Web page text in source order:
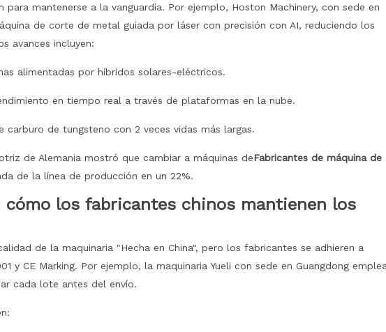
mantenerse a la vanguardia. Por ejemplo, Hoston Machinery, con sede en
de corte de metal guiada por láser con precisión con AI, reduciendo los
avances incluyen:
alimentadas por híbridos solares-eléctricos.
en tiempo real a través de plataformas en la nube.
carburo de tungsteno con 2 veces vidas más largas.
de Alemania mostró que cambiar a máquinas deFabricantes de máquina de
de la línea de producción en un 22%.
cómo los fabricantes chinos mantienen los
de la maquinaria "Hecha en China", pero los fabricantes se adhieren a
y CE Marking. Por ejemplo, la maquinaria Yueli con sede en Guangdong
cada lote antes del envío.